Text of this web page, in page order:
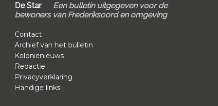
Footer
De Star
Een bulletin uitgegeven voor de
bewoners van Frederiksoord en omgeving
Contact
Archief van het bulletin
Kolonienieuws
Redactie
Privacyverklaring
Handige links